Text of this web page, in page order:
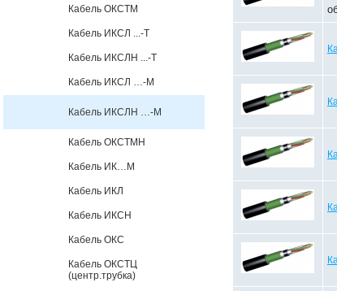
Кабель ОКСТМ
Кабель ИКСЛ ...-Т
Кабель ИКСЛН ...-Т
Кабель ИКСЛ …-М
Кабель ИКСЛН …-М
Кабель ОКСТМН
Кабель ИК…М
Кабель ИКЛ
Кабель ИКСН
Кабель ОКС
Кабель ОКСТЦ
(центр.трубка)